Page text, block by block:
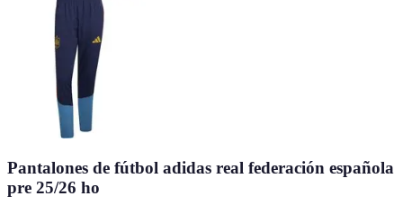
Pantalones de fútbol adidas real federación española
pre 25/26 ho